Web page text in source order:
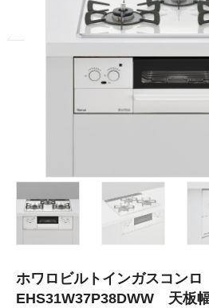
ホワロビルトインガスコンロ
EHS31W37P38DWW 天板